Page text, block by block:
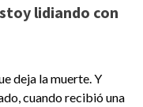
lidiando con
deja la muerte. Y
cuando recibió una